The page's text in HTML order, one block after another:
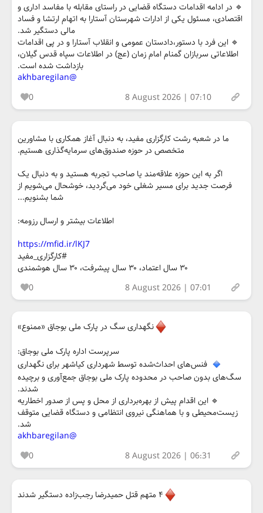
🔹️ در ادامه اقدامات دستگاه قضایی در راستای مقابله با مفاسد اداری و
اقتصادی، مسئول یکی از ادارات شهرستان آستارا به اتهام ارتشا و فساد
مالی دستگیر شد.
🔹️ این فرد با دستور،دادستان عمومی و انقلاب آستارا و در پی اقدامات
اطلاعاتی سربازان گمنام امام زمان (عج) در اطلاعات سپاه قدس گیلان،
بازداشت شده است.
@akhbaregilan
0
8 August 2026 | 07:10
ما در شعبه رشت کارگزاری مفید، به دنبال آغاز همکاری با مشاورین
متخصص در حوزه صندوق‌های سرمایه‌گذاری هستیم.
اگر به این حوزه علاقه‌مند یا صاحب تجربه هستید و به دنبال یک
فرصت جدید برای مسیر شغلی خود می‌گردید، خوشحال می‌شویم از
شما بشنویم...
اطلاعات بیشتر و ارسال رزومه:
https://mfid.ir/lKJ7
#کارگزاری_مفید
۳۰ سال اعتماد، ۳۰ سال پیشرفت، ۳۰ سال هوشمندی
0
8 August 2026 | 07:01
نگهداری سگ‌ در پارک ملی بوجاق «ممنوع»
سرپرست اداره پارک ملی بوجاق:
فنس‌های احداث‌شده توسط شهرداری کیاشهر برای نگهداری
سگ‌های بدون صاحب در محدوده پارک ملی بوجاق جمع‌آوری و برچیده
شدند.
🔹️ این اقدام پیش از بهره‌برداری از محل و پس از صدور اخطاریه
زیست‌محیطی و با هماهنگی نیروی انتظامی و دستگاه قضایی متوقف
شد.
@akhbaregilan
0
8 August 2026 | 06:31
۴ متهم قتل حمیدرضا رجب‌زاده دستگیر شدند